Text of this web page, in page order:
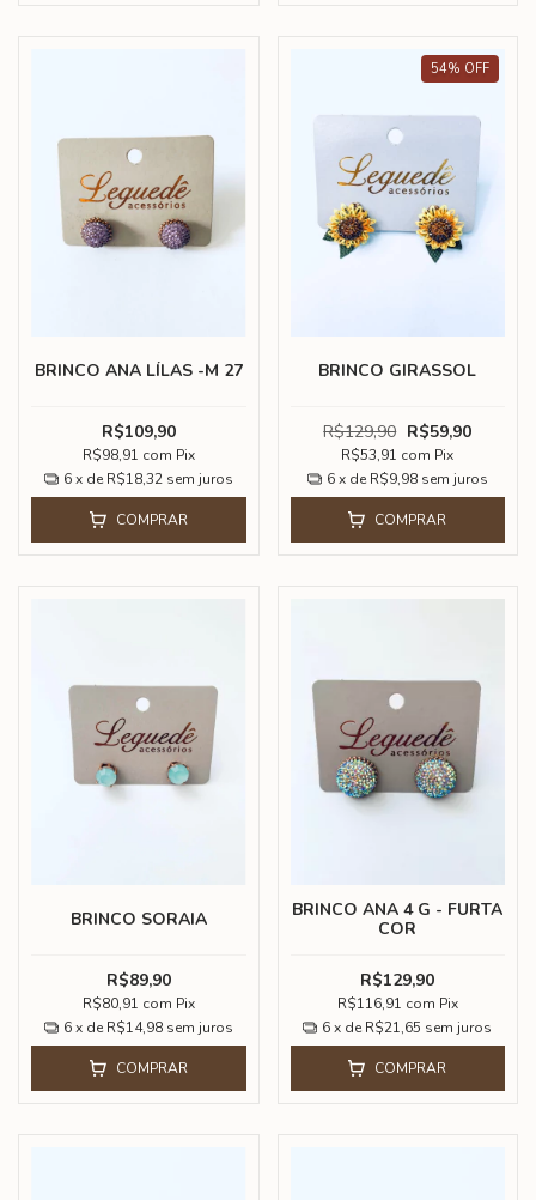
BRINCO ANA LÍLAS -M 27
R$109,90
R$98,91 com Pix
6 x de R$18,32 sem juros
COMPRAR
54% OFF
BRINCO GIRASSOL
R$129,90 R$59,90
R$53,91 com Pix
6 x de R$9,98 sem juros
COMPRAR
BRINCO SORAIA
R$89,90
R$80,91 com Pix
6 x de R$14,98 sem juros
COMPRAR
BRINCO ANA 4 G - FURTA
COR
R$129,90
R$116,91 com Pix
6 x de R$21,65 sem juros
COMPRAR